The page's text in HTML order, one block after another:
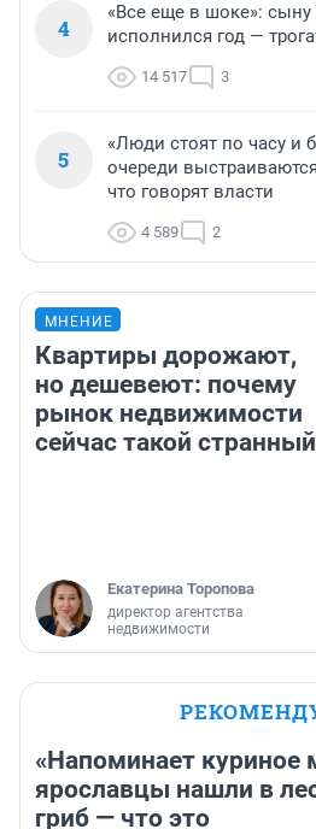
4
«Все еще в шоке»: сыну
исполнился год —
14 517 3
5
«Люди стоят по часу и
очереди
что говорят власти
4 589 2
МНЕНИЕ
Квартиры дорожают,
но дешевеют: почему
рынок недвижимости
сейчас такой странный
Екатерина Торопова
директор агентства
недвижимости
«Напоминает куриное
ярославцы нашли в
гриб — что это